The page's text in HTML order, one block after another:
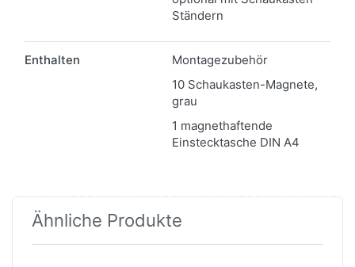
Ständern
Enthalten
Montagezubehör
10 Schaukasten-Magnete,
grau
1 magnethaftende
Einstecktasche DIN A4
Ähnliche Produkte